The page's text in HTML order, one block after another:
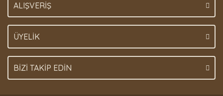
ALIŞVERİŞ
ÜYELİK
BİZİ TAKİP EDİN